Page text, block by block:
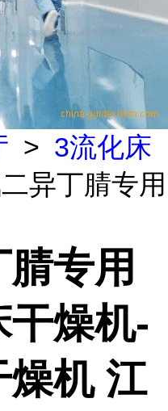
> 3流化床
异丁腈专用
专用
燥机-
燥机 江